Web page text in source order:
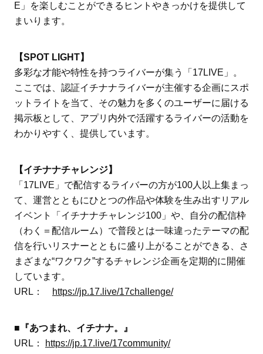
E」を楽しむことができるヒントやきっかけを提供して
まいります。
【SPOT LIGHT】
多彩な才能や特性を持つライバーが集う「17LIVE」。
ここでは、認証イチナナライバーが主催する企画にスポ
ットライトを当て、その魅力を多くのユーザーに届ける
掲示板として、アプリ内外で活躍するライバーの活動を
わかりやすく、提供しています。
【イチナナチャレンジ】
「17LIVE」で配信するライバーの方が100人以上集まっ
て、運営とともにひとつの作品や体験を生み出すリアル
イベント「イチナナチャレンジ100」や、自分の配信枠
（わく＝配信ルーム）で普段とは一味違ったテーマの配
信を行いリスナーとともに盛り上がることができる、さ
まざまな“ワクワク”するチャレンジ企画を定期的に開催
しています。
URL：
https://jp.17.live/17challenge/
■『あつまれ、イチナナ。』
URL：
https://jp.17.live/17community/